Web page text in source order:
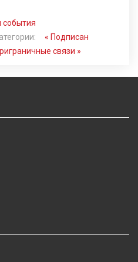
события
« Подписан
связи »